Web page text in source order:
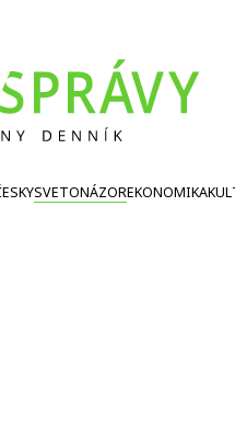
SVETONÁZOREKONOMIKA